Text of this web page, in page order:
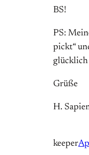
BS!
PS:
pickt“
glücklich
Grüße
H.
keeper